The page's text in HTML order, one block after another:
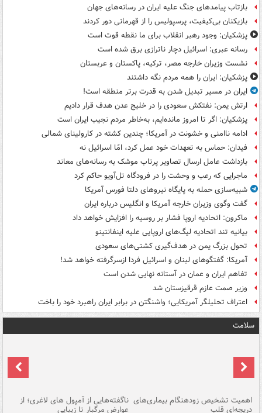
بازتاب پیامدهای جنگ علیه ایران در رسانه‌های جهان
بازیکنان بی‌کیفیت، پرسپولیس را از قهرمانی دور کردند
پزشکیان: وجود رهبر انقلاب برای ما نقطه قوت است
رسانه عبری: اسرائیل دچار ناترازی برق شده است
نشست وزیران خارجه مصر، ترکیه، پاکستان و عربستان
پزشکیان: ایران را همه مردم نگه داشتند
ایران در مسیر تبدیل شدن به قدرت برتر منطقه است!
ارتش یمن: نفتکش سعودی را در خلیج عدن هدف قرار دادیم
پزشکیان: اگر تا امروز مانده‌ایم، به‌خاطر مردم نجیب ایران است
ادامه ناامنی و خشونت در آمریکا؛ چندین کشته در کارولینای شمالی
فیدان: حماس به تعهدات خود عمل کرد، امّا اسرائیل نه
بازداشت عامل ارسال تصاویر پرتاب موشک به رسانه‌های معاند
ماجرایی که رعب و وحشت را در فرودگاه تل‌آویو حاکم کرد
شبیه‌سازی حمله به پایگاه نیروهای دلتا فورس آمریکا
گفت وگوی وزیران خارجه آمریکا و انگلیس درباره ایران
ماکرون: اتحادیه اروپا فشار بر روسیه را افزایش خواهد داد
بیانیه تند اتحادیه لیگ‌های اروپایی علیه اینفانتینو
تحول بزرگ یمن در هدف‌گیری کشتی‌های سعودی
آمریکا: گفتگوهای لبنان و اسرائیل فردا ازسرگرفته خواهد شد!
تفاهم ایران و عمان در آستانه نهایی شدن است
وزیر صمت عازم قرقیزستان شد
اعتراف تحلیلگر آمریکایی؛ واشنگتن در برابر ایران راهبرد خود را باخت
سلامت
اهمیت تشخیص زودهنگام بیماری‌های
دریچه‌ای قلب
ناگفته‌هایی از آمپول های لاغری؛ از
عوارض مرگبار تا زیبایی